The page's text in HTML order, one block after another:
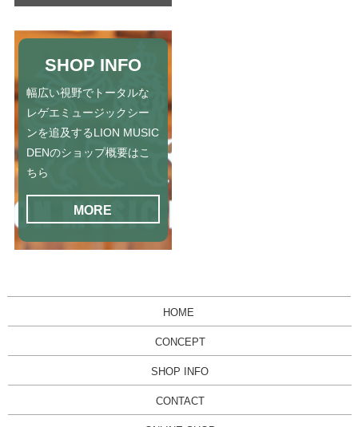
SHOP INFO
幅広い視野でトータルな
レゲエミュージックシー
ンを追及するLION MUSIC
DENのショップ概要はこ
ちら
MORE
HOME
CONCEPT
SHOP INFO
CONTACT